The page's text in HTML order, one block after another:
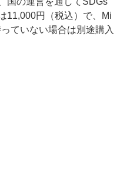
11,000円（税込）で、Mi
ていない場合は別途購入